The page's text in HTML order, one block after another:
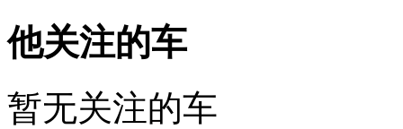
他关注的车
暂无关注的车